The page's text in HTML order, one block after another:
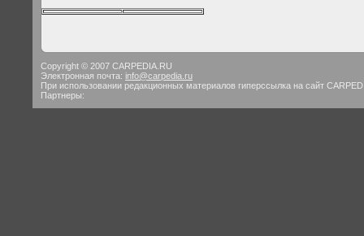
Copyright © 2007 CARPEDIA.RU
Электронная почта: info@carpedia.ru
При использовании редакционных материалов гиперссылка на сайт
Партнеры: